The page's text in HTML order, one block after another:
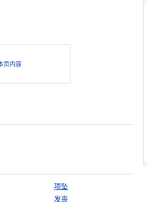
页内容
项坠
发丧